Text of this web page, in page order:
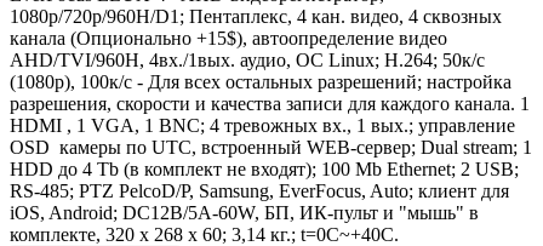
1080p/720p/960H/D1; Пентаплекс, 4 кан. видео, 4 сквозных
канала (Опционально +15$), автоопределение видео
AHD/TVI/960H, 4вх./1вых. аудио, ОС Linux; H.264; 50к/с
(1080p), 100к/с - Для всех остальных разрешений; настройка
разрешения, скорости и качества записи для каждого канала. 1
HDMI , 1 VGA, 1 BNC; 4 тревожных вх., 1 вых.; управление
OSD камеры по UTC, встроенный WEB-сервер; Dual stream; 1
HDD до 4 Tb (в комплект не входят); 100 Mb Ethernet; 2 USB;
RS-485; PTZ PelcoD/P, Samsung, EverFocus, Auto; клиент для
iOS, Android; DC12B/5А-60W, БП, ИК-пульт и "мышь" в
комплекте, 320 х 268 х 60; 3,14 кг.; t=0C~+40C.